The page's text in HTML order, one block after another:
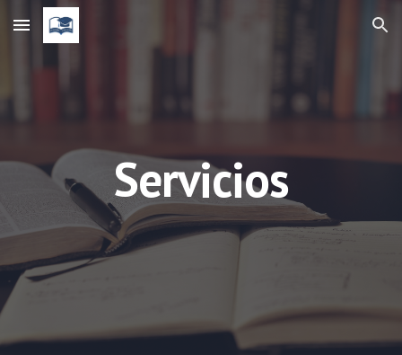
Skip to main content Skip to navigation
Servicios